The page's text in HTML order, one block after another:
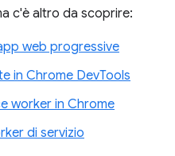
c'è altro da scoprire:
web progressive
in Chrome DevTools
worker in Chrome
di servizio